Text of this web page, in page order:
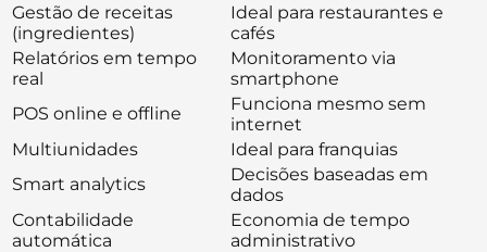
Gestão de receitas
(ingredientes)
Ideal para restaurantes e
cafés
Relatórios em tempo
real
Monitoramento via
smartphone
POS online e offline
Funciona mesmo sem
internet
Multiunidades
Ideal para franquias
Smart analytics
Decisões baseadas em
dados
Contabilidade
automática
Economia de tempo
administrativo